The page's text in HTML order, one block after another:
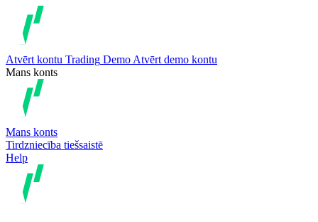
Atvērt kontu Trading Demo Atvērt demo kontu
Mans konts
Mans konts
Tirdzniecība tiešsaistē
Help